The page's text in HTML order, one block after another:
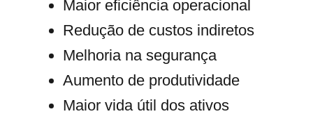
Maior eficiência operacional
Redução de custos indiretos
Melhoria na segurança
Aumento de produtividade
Maior vida útil dos ativos